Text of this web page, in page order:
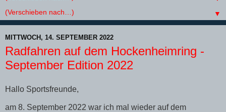
▼
MITTWOCH, 14. SEPTEMBER 2022
Radfahren auf dem Hockenheimring -
September Edition 2022
Hallo Sportsfreunde,
am 8. September 2022 war ich mal wieder auf dem